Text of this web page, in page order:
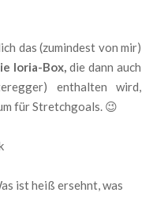
das (zumindest von mir)
Ioria-Box,die dann auch
enthalten wird,
für Stretchgoals. 😉
ist heiß ersehnt, was